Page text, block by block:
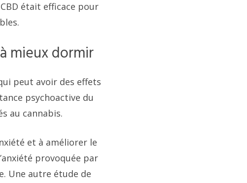
était efficace pour
mieux dormir
peut avoir des effets
psychoactive du
au cannabis.
et à améliorer le
provoquée par
Une autre étude de